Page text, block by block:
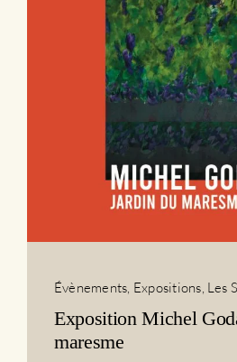
Évènements, Expositions, Les
Exposition Michel
maresme